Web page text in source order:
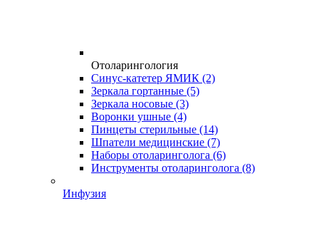
Отоларингология
Синус-катетер ЯМИК (2)
Зеркала гортанные (5)
Зеркала носовые (3)
Воронки ушные (4)
Пинцеты стерильные (14)
Шпатели медицинские (7)
Наборы отоларинголога (6)
Инструменты отоларинголога (8)
Инфузия